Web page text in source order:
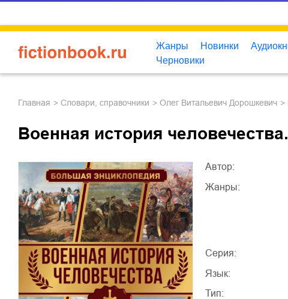
Жанры Новинки
Черновики
Главная словари, справочники Олег Витальевич Дорошкевич
Военная история
Автор:
Жанры:
Серия:
Язык:
Тип: